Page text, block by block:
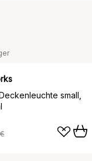
small,